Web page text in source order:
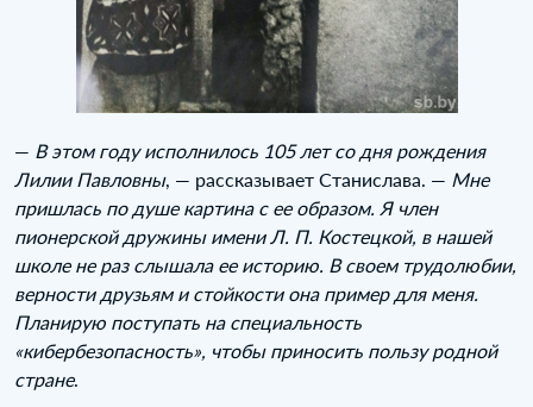
— В этом году исполнилось 105 лет со дня рождения
Лилии Павловны, — рассказывает Станислава. — Мне
пришлась по душе картина с ее образом. Я член
пионерской дружины имени Л. П. Костецкой, в нашей
школе не раз слышала ее историю. В своем трудолюбии,
верности друзьям и стойкости она пример для меня.
Планирую поступать на специальность
«кибербезопасность», чтобы приносить пользу родной
стране.